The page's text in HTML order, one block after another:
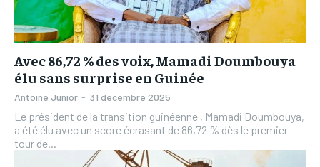
Avec 86,72 % des voix, Mamadi Doumbouya
élu sans surprise en Guinée
Antoine Junior - 31 décembre 2025
Le président de la transition guinéenne , Mamadi Doumbouya,
a été élu avec un score écrasant de 86,72 % dès le premier
tour de...